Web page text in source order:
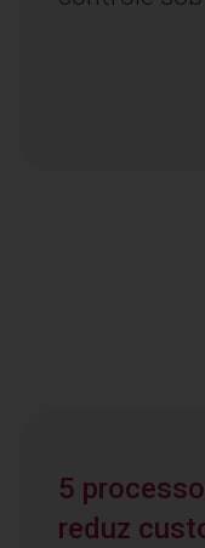
5
reduz